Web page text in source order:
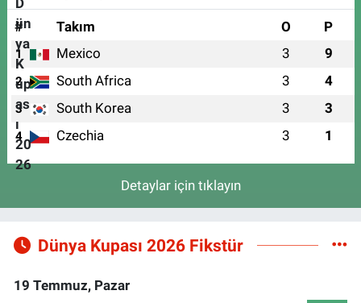
# Takım O P
1 Mexico 3 9
2 South Africa 3 4
3 South Korea 3 3
4 Czechia 3 1
Detaylar için tıklayın
Dünya Kupası 2026 Fikstür
19 Temmuz, Pazar